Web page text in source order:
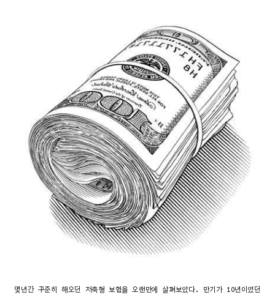
몇년간 꾸준히 해오던 저축형 보험을 오랜만에 살펴보았다. 만기가 10년이었던